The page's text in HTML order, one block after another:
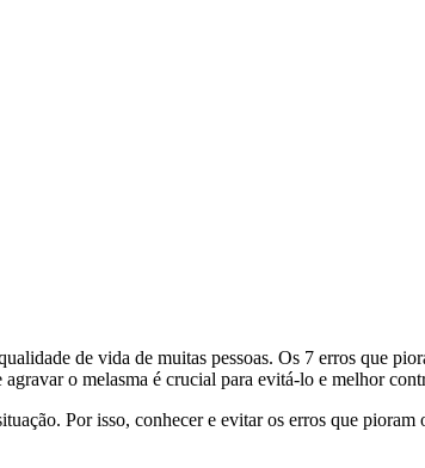
de vida de muitas pessoas. Os 7 erros que
o melasma é crucial para evitá-lo e melhor
Por isso, conhecer e evitar os erros que